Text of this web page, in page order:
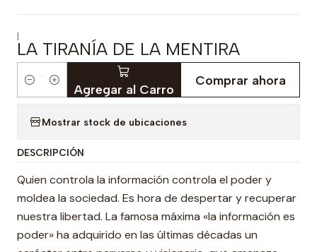
|
LA TIRANÍA DE LA MENTIRA
Cantidad Agregar al Carro
Comprar ahora
Mostrar stock de ubicaciones
DESCRIPCIÓN
Quien controla la información controla el poder y
moldea la sociedad. Es hora de despertar y recuperar
nuestra libertad. La famosa máxima «la información es
poder» ha adquirido en las últimas décadas un